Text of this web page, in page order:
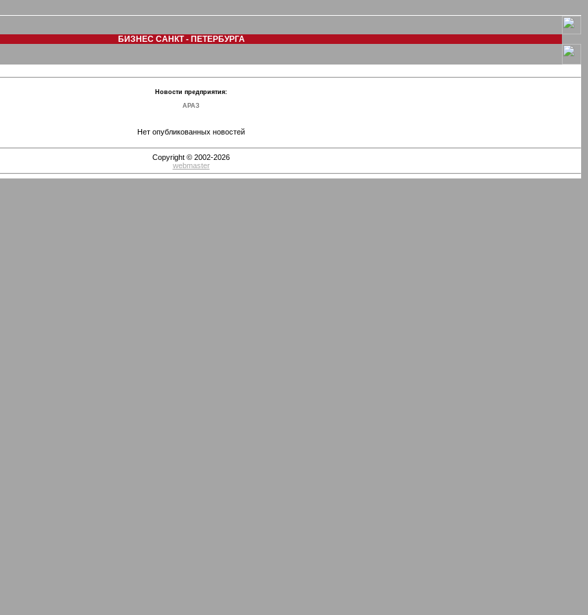
БИЗНЕС САНКТ - ПЕТЕРБУРГА
Новости предприятия:
АРАЗ
Нет опубликованных новостей
Copyright © 2002-2026
webmaster